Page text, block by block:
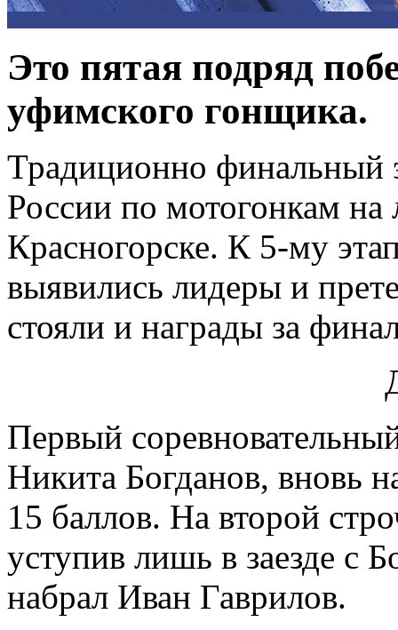
Это пятая подряд
уфимского гонщика.
Традиционно финальный
России по мотогонкам
Красногорске. К 5-му
выявились лидеры и
стояли и награды за
Первый
Никита Богданов, вновь
15 баллов. На второй
уступив лишь в заезде с
набрал Иван Гаврилов.